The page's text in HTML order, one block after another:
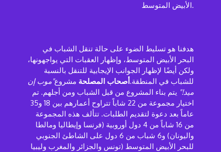
الأبيض المتوسط.
هدفنا هو تسليط الضوء على حالة تنقل الشباب في
البحر الأبيض المتوسط، وإظهار العقبات التي يواجهونها،
ولكن أيضًا لإظهار الجوانب الإيجابية للتنقل بالنسبة
للشباب في المنطقة.أصحاب المصلحة مشروع"موب إن
ميد!" يتم بناء المشروع من قبل الشباب ومن أجلهم. تم
اختيار مجموعة من 22 شاباً تتراوح أعمارهم بين 18 و35
عاماً بعد دعوة لتقديم الطلبات. تتألف هذه المجموعة
من 16 شاباً من 4 دول أوروبية (فرنسا وإيطاليا ومالطا
واليونان) و6 شباب من 6 دول على الشاطئ الجنوبي
للبحر الأبيض المتوسط (تونس والجزائر والمغرب وليبيا